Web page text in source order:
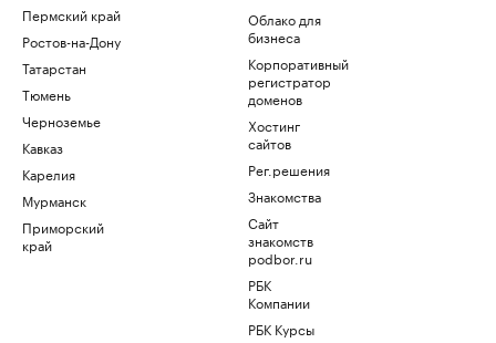
Пермский край
Ростов-на-Дону
Татарстан
Тюмень
Черноземье
Кавказ
Карелия
Мурманск
Приморский
край
Облако для
бизнеса
Корпоративный
регистратор
доменов
Хостинг
сайтов
Рег.решения
Знакомства
Сайт
знакомств
podbor.ru
РБК
Компании
РБК Курсы